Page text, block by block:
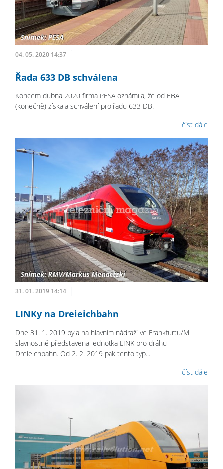
04. 05. 2020 14:37
Řada 633 DB schválena
Koncem dubna 2020 firma PESA oznámila, že od EBA
(konečně) získala schválení pro řadu 633 DB.
číst dále
31. 01. 2019 14:14
LINKy na Dreieichbahn
Dne 31. 1. 2019 byla na hlavním nádraží ve Frankfurtu/M
slavnostně představena jednotka LINK pro dráhu
Dreieichbahn. Od 2. 2. 2019 pak tento typ...
číst dále